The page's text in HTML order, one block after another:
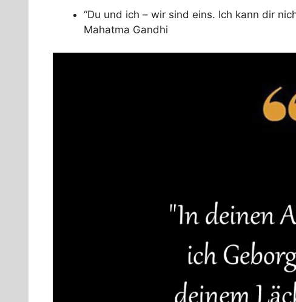
“Du und ich – wir sind eins. Ich kann dir
Mahatma Gandhi